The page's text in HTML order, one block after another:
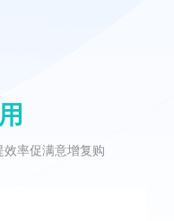
率促满意增复购